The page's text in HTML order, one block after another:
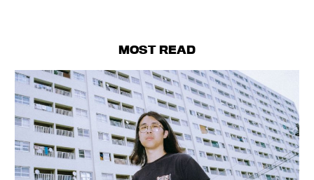
MOST READ